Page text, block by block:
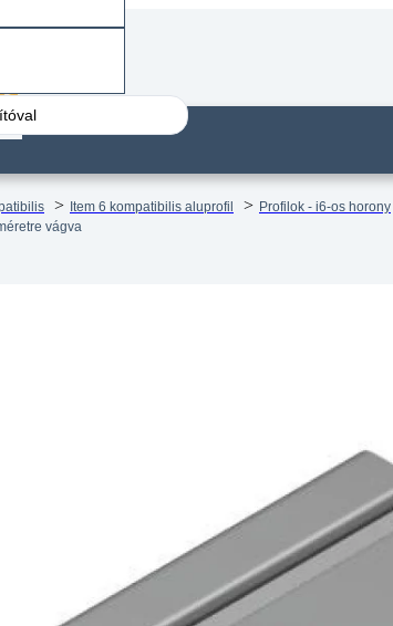
Item 6 kompatibilis aluprofil
Profilok - i6-os horony
vágva
14 munkanapos visszaküldés
Biztonságos fizetés